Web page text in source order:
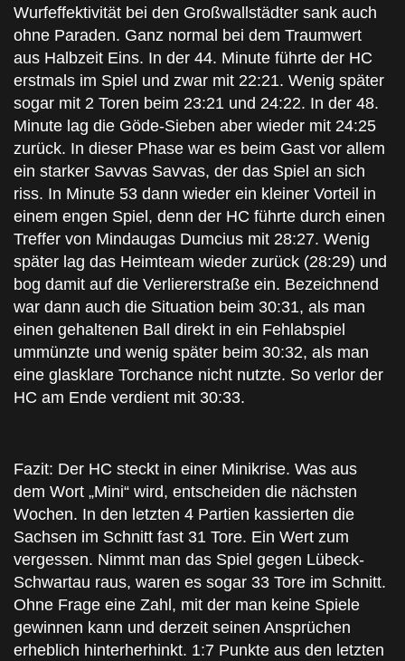
Wurfeffektivität bei den Großwallstädter sank auch
ohne Paraden. Ganz normal bei dem Traumwert
aus Halbzeit Eins. In der 44. Minute führte der HC
erstmals im Spiel und zwar mit 22:21. Wenig später
sogar mit 2 Toren beim 23:21 und 24:22. In der 48.
Minute lag die Göde-Sieben aber wieder mit 24:25
zurück. In dieser Phase war es beim Gast vor allem
ein starker Savvas Savvas, der das Spiel an sich
riss. In Minute 53 dann wieder ein kleiner Vorteil in
einem engen Spiel, denn der HC führte durch einen
Treffer von Mindaugas Dumcius mit 28:27. Wenig
später lag das Heimteam wieder zurück (28:29) und
bog damit auf die Verliererstraße ein. Bezeichnend
war dann auch die Situation beim 30:31, als man
einen gehaltenen Ball direkt in ein Fehlabspiel
ummünzte und wenig später beim 30:32, als man
eine glasklare Torchance nicht nutzte. So verlor der
HC am Ende verdient mit 30:33.
Fazit: Der HC steckt in einer Minikrise. Was aus
dem Wort „Mini“ wird, entscheiden die nächsten
Wochen. In den letzten 4 Partien kassierten die
Sachsen im Schnitt fast 31 Tore. Ein Wert zum
vergessen. Nimmt man das Spiel gegen Lübeck-
Schwartau raus, waren es sogar 33 Tore im Schnitt.
Ohne Frage eine Zahl, mit der man keine Spiele
gewinnen kann und derzeit seinen Ansprüchen
erheblich hinterherhinkt. 1:7 Punkte aus den letzten